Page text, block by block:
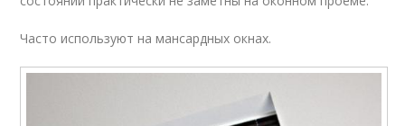
Часто используют на мансардных окнах.